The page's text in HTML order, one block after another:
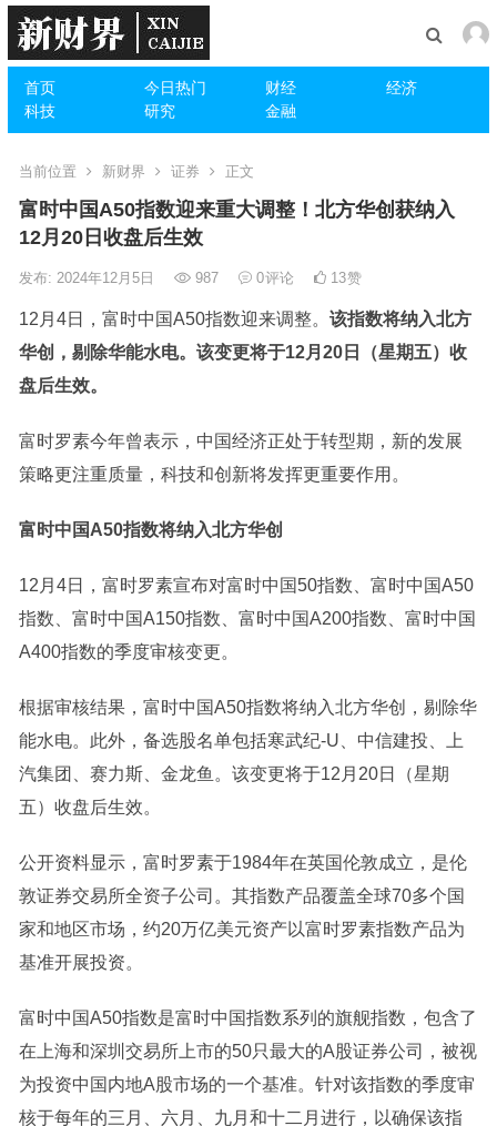
首页 今日热门 财经
经济
科技
研究 金融
当前位置 新财界 证券 正文
富时中国A50指数迎来重大调整！北方华创获纳入
12月20日收盘后生效
发布: 2024年12月5日 987 0评论 13赞
12月4日，富时中国A50指数迎来调整。 该指数将纳入北方
华创 ，剔除华能水电。该变更将于12月20日（星期五）收
盘后生效。
富时罗素今年曾表示，中国经济正处于转型期，新的发展
策略更注重质量，科技和创新将发挥更重要作用。
富时中国A50指数将纳入北方华创
12月4日， 富时罗素宣布对富时中国50指数、富时中国A50
指数、富时中国A150指数、富时中国A200指数、富时中国
A400指数的季度审核变更。
根据审核结果，富时中国A50指数将纳入北方华创 ，剔除华
能水电。此外，备选股名单包括寒武纪-U 中信建投
上
汽集团
赛力斯、 金龙鱼 。该变更将于12月20日（星期
五）收盘后生效。
公开资料显示， 富时罗素于1984年在英国伦敦成立，是伦
敦证券交易所全资子公司。其指数产品覆盖全球70多个国
家和地区市场，约20万亿美元资产以富时罗素指数产品为
基准开展投资。
富时中国A50指数是富时中国指数系列的旗舰指数，包含了
在上海和深圳交易所上市的50只最大的A股证券公司，被视
为投资中国内地A股市场的一个基准。针对该指数的季度审
核于每年的三月、六月、九月和十二月进行，以确保该指